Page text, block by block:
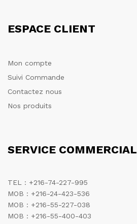
ESPACE CLIENT
Mon compte
Suivi Commande
Contactez nous
Nos produits
SERVICE COMMERCIAL
TEL : +216-74-227-995
MOB : +216-24-423-536
MOB : +216-55-227-038
MOB : +216-55-400-403